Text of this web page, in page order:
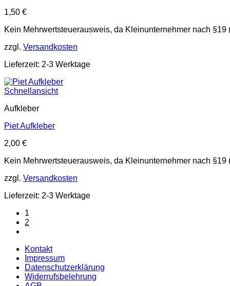
1,50 €
Kein Mehrwertsteuerausweis, da Kleinunternehmer nach §19
zzgl. Versandkosten
Lieferzeit: 2-3 Werktage
Schnellansicht
Aufkleber
Piet Aufkleber
2,00 €
Kein Mehrwertsteuerausweis, da Kleinunternehmer nach §19
zzgl. Versandkosten
Lieferzeit: 2-3 Werktage
1
2
Kontakt
Impressum
Datenschutzerklärung
Widerrufsbelehrung